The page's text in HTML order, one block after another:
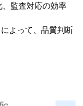
監査対応の効率
よって、品質判断